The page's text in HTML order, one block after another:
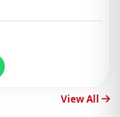
View All